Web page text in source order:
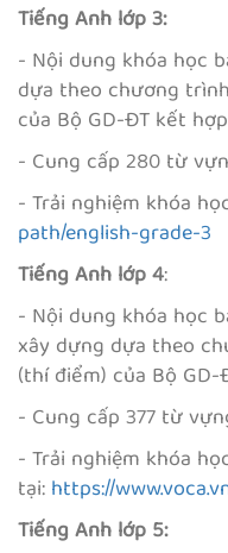
Tiếng Anh lớp 3:
- Nội dung khóa học
dựa theo chương
của Bộ GD-ĐT kết
- Cung cấp 280 từ
- Trải nghiệm khóa
path/english-grade-3
Tiếng Anh lớp 4:
- Nội dung khóa học
xây dựng dựa theo
(thí điểm) của Bộ
- Cung cấp 377 từ
- Trải nghiệm khóa
tại:https://
Tiếng Anh lớp 5: